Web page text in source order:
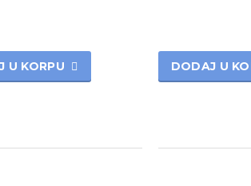
U KORPU DODAJ U